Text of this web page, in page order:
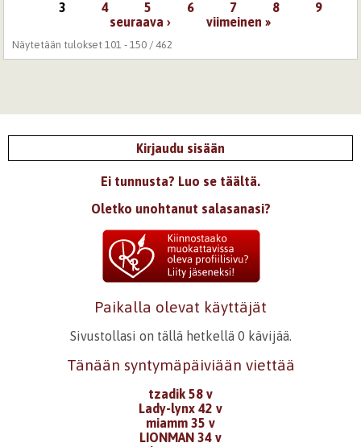
3
4 5 6 7 8
9
seuraava ›
viimeinen »
Näytetään tulokset 101 - 150 / 462
Kirjaudu sisään
Ei tunnusta? Luo se täältä.
Oletko unohtanut salasanasi?
Paikalla olevat käyttäjät
Sivustollasi on tällä hetkellä 0 kävijää.
Tänään syntymäpäiviään viettää
tzadik 58 v
Lady-lynx 42 v
miamm 35 v
LIONMAN 34 v